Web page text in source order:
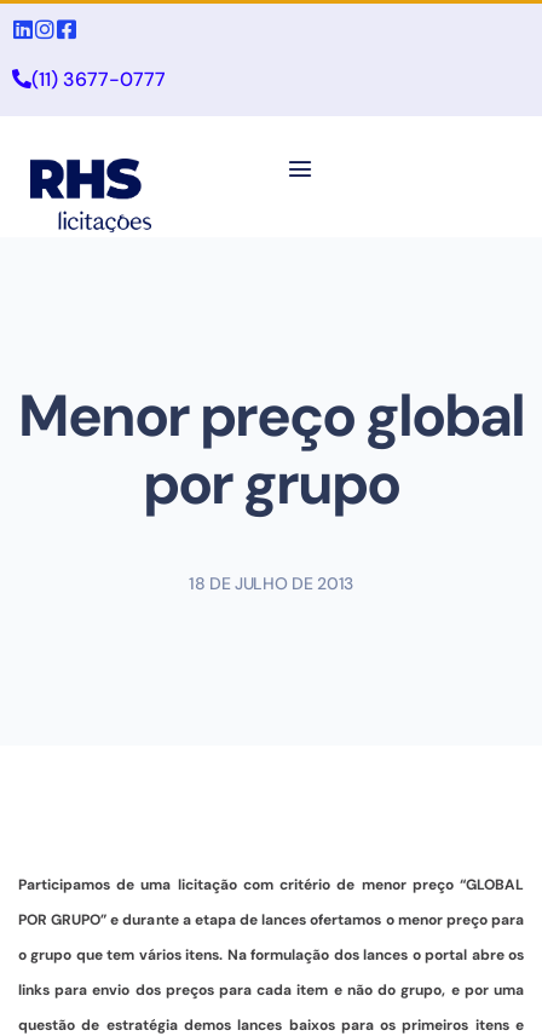
(11) 3677-0777
Menor preço global
por grupo
18 DE JULHO DE 2013
Participamos de uma licitação com critério de menor preço “GLOBAL
POR GRUPO” e durante a etapa de lances ofertamos o menor preço para
o grupo que tem vários itens. Na formulação dos lances o portal abre os
links para envio dos preços para cada item e não do grupo, e por uma
questão de estratégia demos lances baixos para os primeiros itens e